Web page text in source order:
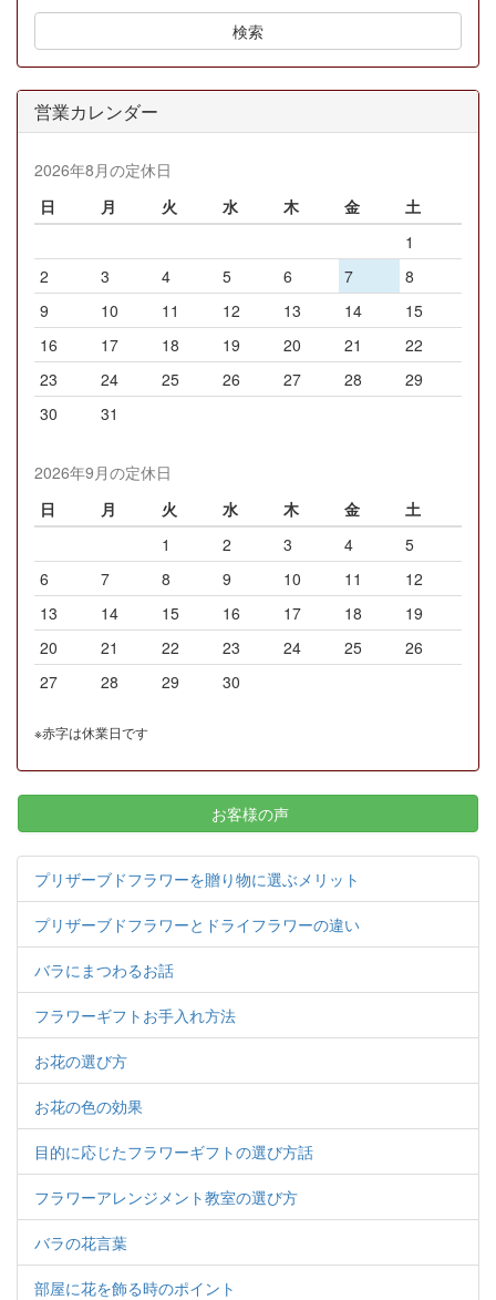
検索
営業カレンダー
2026年8月の定休日
日
月 火 水 木 金
土
1
2
3 4 5 6 7
8
9
10 11 12 13 14
15
16
17 18 19 20 21
22
23
24 25 26 27 28
29
30
31
2026年9月の定休日
日
月 火 水 木 金
土
1
2 3 4
5
6
7 8 9 10 11
12
13
14 15 16 17 18
19
20
21 22 23 24 25
26
27
28 29 30
※赤字は休業日です
お客様の声
プリザーブドフラワーを贈り物に選ぶメリット
プリザーブドフラワーとドライフラワーの違い
バラにまつわるお話
フラワーギフトお手入れ方法
お花の選び方
お花の色の効果
目的に応じたフラワーギフトの選び方話
フラワーアレンジメント教室の選び方
バラの花言葉
部屋に花を飾る時のポイント